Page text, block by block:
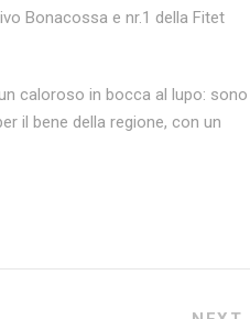
Bonacossa e nr.1 della Fitet
caloroso in bocca al lupo: sono
il bene della regione, con un